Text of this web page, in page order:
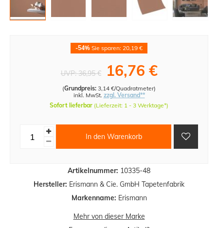
Artikelnummer: 10335-48
Hersteller: Erismann & Cie. GmbH Tapetenfabrik
Markenname: Erismann
-54% Sie sparen: 20,19 €
UVP:36,95 € 16,76 €
(Grundpreis: 3,14 €/Quadratmeter)
inkl. MwSt. zzgl. Versand**
Sofort lieferbar (Lieferzeit: 1 - 3 Werktage*)
In den Warenkorb
Mehr von dieser Marke